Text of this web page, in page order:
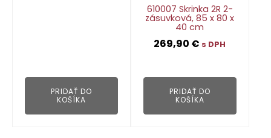
PRIDAŤ DO
KOŠÍKA
610007 Skrinka 2R 2-
zásuvková, 85 x 80 x
40 cm
269,90 € s DPH
PRIDAŤ DO
KOŠÍKA